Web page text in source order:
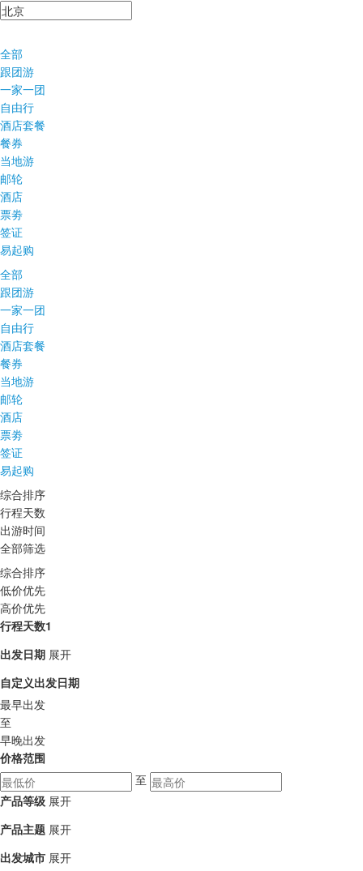
全部
跟团游
一家一团
自由行
酒店套餐
餐券
当地游
邮轮
酒店
票劵
签证
易起购
全部
跟团游
一家一团
自由行
酒店套餐
餐券
当地游
邮轮
酒店
票劵
签证
易起购
综合排序
行程天数
出游时间
全部筛选
综合排序
低价优先
高价优先
行程天数1
出发日期 展开
自定义出发日期
最早出发
至
早晚出发
价格范围
至
产品等级 展开
产品主题 展开
出发城市 展开